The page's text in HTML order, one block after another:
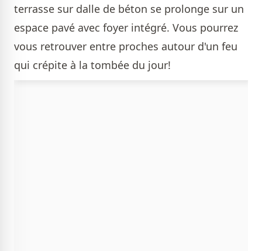
terrasse sur dalle de béton se prolonge sur un
espace pavé avec foyer intégré. Vous pourrez
vous retrouver entre proches autour d'un feu
qui crépite à la tombée du jour!